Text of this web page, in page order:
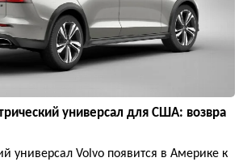
универсал для США: возвра
универсал Volvo появится в Америке к